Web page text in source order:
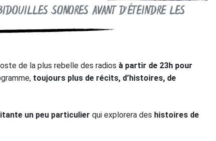
SONORES AVANT D’ÉTEINDRE LES
de la plus rebelle des radios à partir de 23h pour
toujours plus de récits, d’histoires, de
un peu particulier qui explorera des histoires de